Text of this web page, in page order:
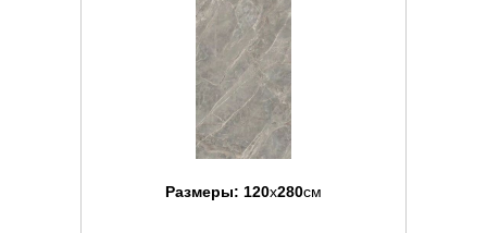
Размеры: 120x280см